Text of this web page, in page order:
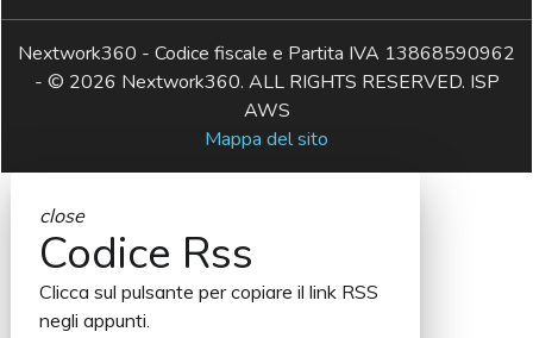
Nextwork360 - Codice fiscale e Partita IVA 13868590962
- © 2026 Nextwork360. ALL RIGHTS RESERVED. ISP
AWS
Mappa del sito
close
Codice Rss
Clicca sul pulsante per copiare il link RSS
negli appunti.